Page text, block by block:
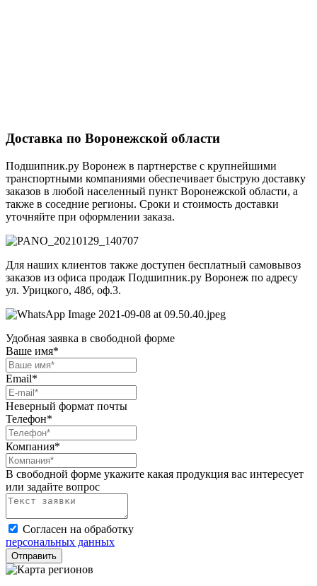
Доставка по Воронежской области
Подшипник.ру Воронеж в партнерстве с крупнейшими
транспортными компаниями обеспечивает быструю доставку
заказов в любой населенный пункт Воронежской области, а
также в соседние регионы. Сроки и стоимость доставки
уточняйте при оформлении заказа.
Для наших клиентов также доступен бесплатный самовывоз
заказов из офиса продаж Подшипник.ру Воронеж по адресу
ул. Урицкого, 48б, оф.3.
Удобная заявка в свободной форме
Ваше имя*
Email*
Неверный формат почты
Телефон*
Компания*
В свободной форме укажите какая продукция вас интересует
или задайте вопрос
Согласен на обработку
персональных данных